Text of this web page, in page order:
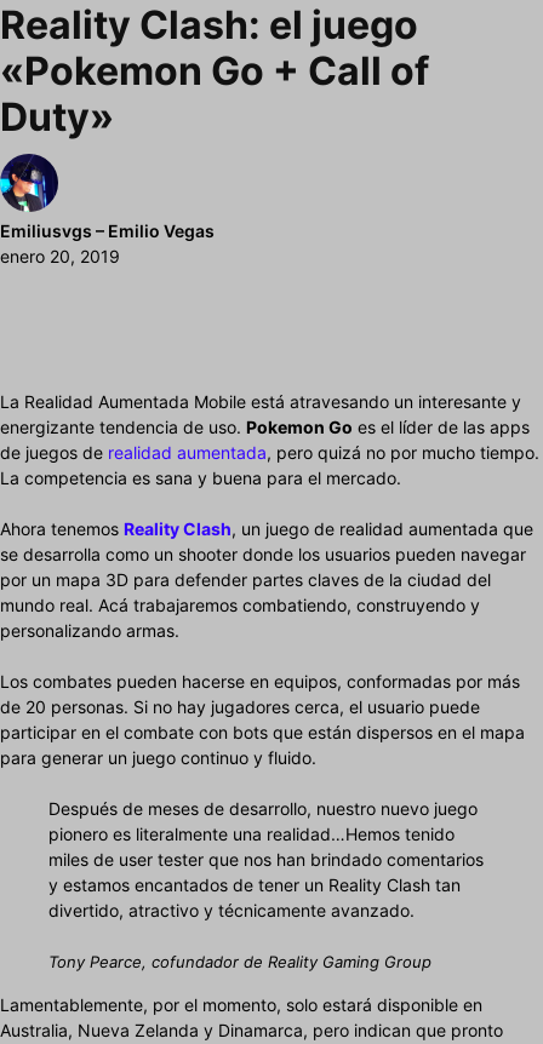
Reality Clash: el juego
«Pokemon Go + Call of
Duty»
Emiliusvgs – Emilio Vegas
enero 20, 2019
La Realidad Aumentada Mobile está atravesando un interesante y
energizante tendencia de uso. Pokemon Go es el líder de las apps
de juegos de realidad aumentada, pero quizá no por mucho tiempo.
La competencia es sana y buena para el mercado.
Ahora tenemos Reality Clash, un juego de realidad aumentada que
se desarrolla como un shooter donde los usuarios pueden navegar
por un mapa 3D para defender partes claves de la ciudad del
mundo real. Acá trabajaremos combatiendo, construyendo y
personalizando armas.
Los combates pueden hacerse en equipos, conformadas por más
de 20 personas. Si no hay jugadores cerca, el usuario puede
participar en el combate con bots que están dispersos en el mapa
para generar un juego continuo y fluido.
Después de meses de desarrollo, nuestro nuevo juego
pionero es literalmente una realidad…Hemos tenido
miles de user tester que nos han brindado comentarios
y estamos encantados de tener un Reality Clash tan
divertido, atractivo y técnicamente avanzado.
Tony Pearce, cofundador de Reality Gaming Group
Lamentablemente, por el momento, solo estará disponible en
Australia, Nueva Zelanda y Dinamarca, pero indican que pronto